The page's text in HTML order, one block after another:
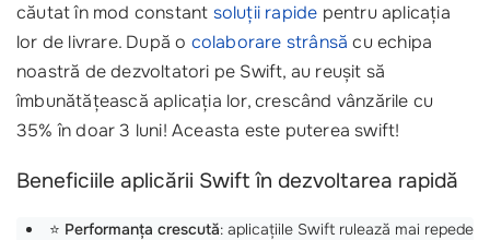
căutat în mod constant soluții rapide pentru aplicația
lor de livrare. După o colaborare strânsă cu echipa
noastră de dezvoltatori pe Swift, au reușit să
îmbunătățească aplicația lor, crescând vânzările cu
35% în doar 3 luni! Aceasta este puterea swift!
Beneficiile aplicării Swift în dezvoltarea rapidă
⭐ Performanța crescută: aplicațiile Swift rulează mai repede